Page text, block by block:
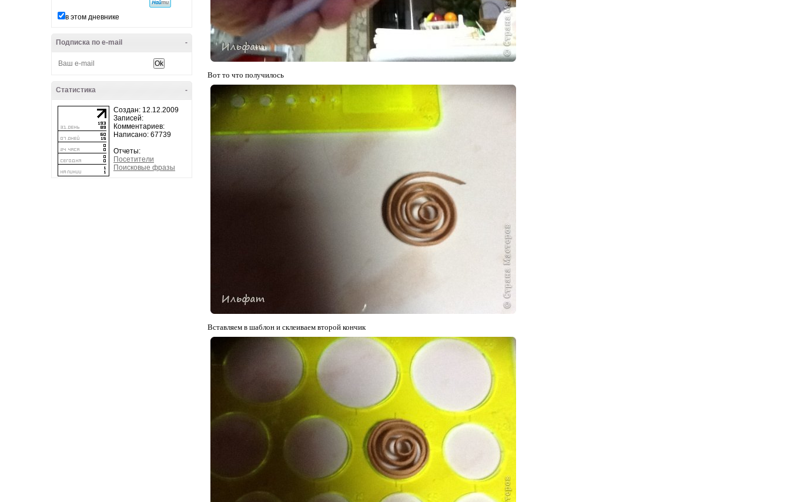
в этом дневнике
-
Подписка по e-mail
-
Статистика
Создан: 12.12.2009
Записей:
Комментариев:
Написано: 67739
Отчеты:
Посетители
Поисковые фразы
Вот то что получилось
Вставляем в шаблон и склеиваем второй кончик